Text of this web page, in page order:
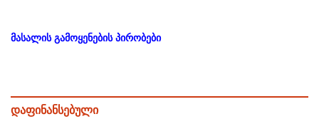
მასალის გამოყენების პირობები
დაფინანსებული